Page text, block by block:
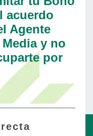
acuerdo
Agente
y no
por